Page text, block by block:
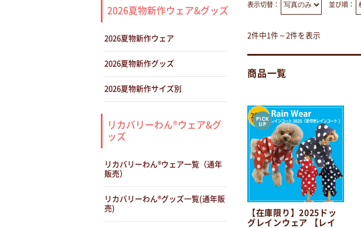
表示切替： 並び順：
2件中1件～2件を表示
商品一覧
【在庫限り】2025ドッ
グレインウェア 【レイ
2026夏物新作ウェア&グッズ
2026夏物新作ウェア
2026夏物新作グッズ
2026夏物新作サイズ別
リカバリーわん®ウェア&グ
ッズ
リカバリーわん®ウェア一覧（通年
販売）
リカバリーわん®グッズ一覧(通年販
売)